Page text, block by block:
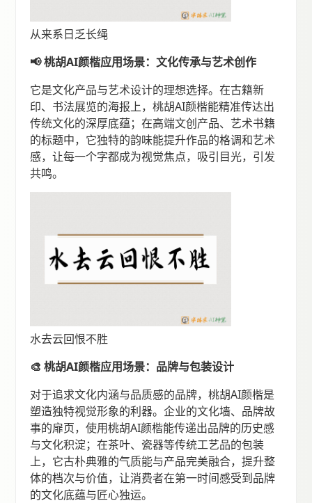
从来系日乏长绳
📢 桃胡AI颜楷应用场景：文化传承与艺术创作
它是文化产品与艺术设计的理想选择。在古籍新
印、书法展览的海报上，桃胡AI颜楷能精准传达出
传统文化的深厚底蕴；在高端文创产品、艺术书籍
的标题中，它独特的韵味能提升作品的格调和艺术
感，让每一个字都成为视觉焦点，吸引目光，引发
共鸣。
水去云回恨不胜
🎨 桃胡AI颜楷应用场景：品牌与包装设计
对于追求文化内涵与品质感的品牌，桃胡AI颜楷是
塑造独特视觉形象的利器。企业的文化墙、品牌故
事的扉页，使用桃胡AI颜楷能传递出品牌的历史感
与文化积淀；在茶叶、瓷器等传统工艺品的包装
上，它古朴典雅的气质能与产品完美融合，提升整
体的档次与价值，让消费者在第一时间感受到品牌
的文化底蕴与匠心独运。